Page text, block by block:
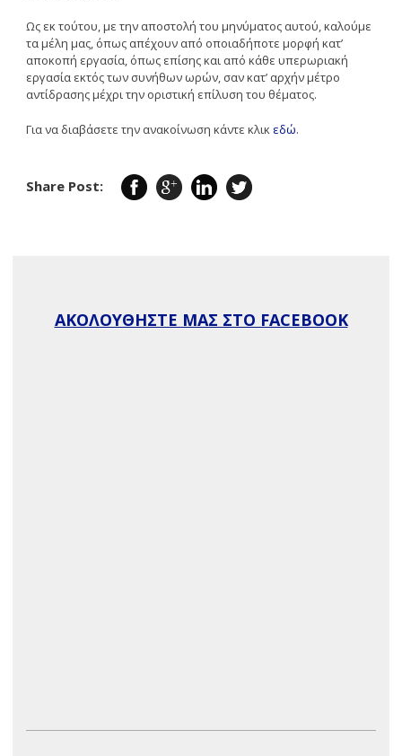
Ως εκ τούτου, με την αποστολή του μηνύματος αυτού, καλούμε
τα μέλη μας, όπως απέχουν από οποιαδήποτε μορφή κατ’
αποκοπή εργασία, όπως επίσης και από κάθε υπερωριακή
εργασία εκτός των συνήθων ωρών, σαν κατ’ αρχήν μέτρο
αντίδρασης μέχρι την οριστική επίλυση του θέματος.
Για να διαβάσετε την ανακοίνωση κάντε κλικ εδώ.
Share Post:
ΑΚΟΛΟΥΘΗΣΤΕ ΜΑΣ ΣΤΟ FACEBOOK